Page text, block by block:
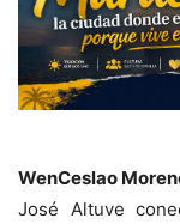
WenCeslao
José Altuve